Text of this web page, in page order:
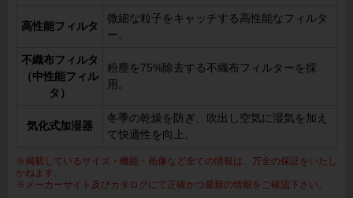
高性能フィルタ
微細な粒子をキャッチする高性能なフィルタ
ー。
不織布フィルタ
（中性能フィル
タ）
粉塵を75%除去する不織布フィルターを採
用。
気化式加湿器
冬季の乾燥を防ぎ、吹出し空気に湿気を加え
て快適性を向上。
※掲載しているサイズ・機能・画像など全ての情報は、万全の保証をいたし
かねます。
※メーカーサイト及びカタログにて正確かつ最新の情報をご確認下さい。